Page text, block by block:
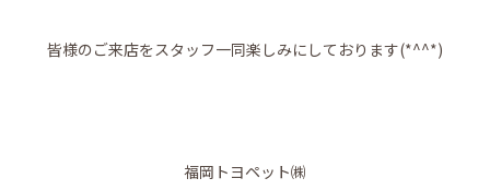
皆様のご来店をスタッフ一同楽しみにしております(*^^*)
福岡トヨペット㈱